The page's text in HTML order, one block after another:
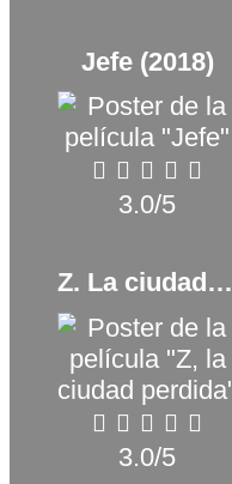
Jefe (2018)
3.0/5
Z. La ciudad perdida (2016)
3.0/5